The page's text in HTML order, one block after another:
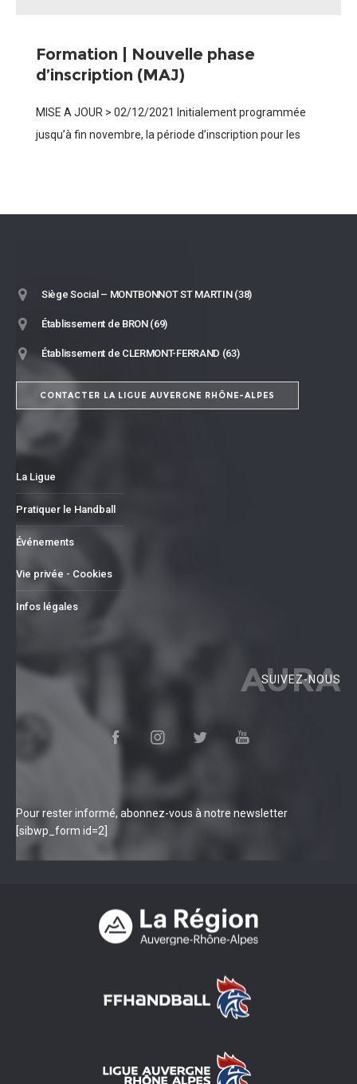
Formation | Nouvelle phase
d’inscription (MAJ)
MISE A JOUR > 02/12/2021 Initialement programmée
jusqu’à fin novembre, la période d’inscription pour les
Siège Social – MONTBONNOT ST MARTIN (38)
Établissement de BRON (69)
Établissement de CLERMONT-FERRAND (63)
CONTACTER LA LIGUE AUVERGNE RHÔNE-ALPES
La Ligue
Pratiquer le Handball
Événements
Vie privée - Cookies
Infos légales
AURA
SUIVEZ-NOUS
Pour rester informé, abonnez-vous à notre newsletter
[sibwp_form id=2]